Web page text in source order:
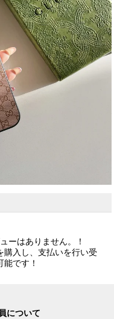
ーはありません。！
購入し、支払いを行い受
です！
について